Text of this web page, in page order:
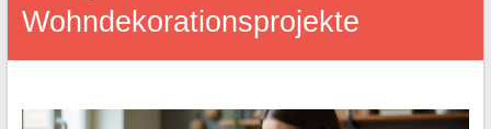
Wohndekorationsprojekte